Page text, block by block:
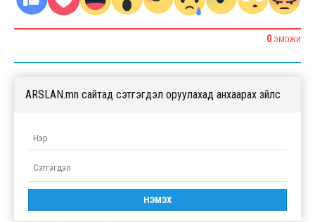
0 ЭМОЖИ
ARSLAN.mn сайтад сэтгэгдэл оруулахад анхаарах зүйлс